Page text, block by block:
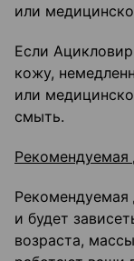
или
Если
кожу,
или
смыть.
Рекомендуемая
и будет
возраста,